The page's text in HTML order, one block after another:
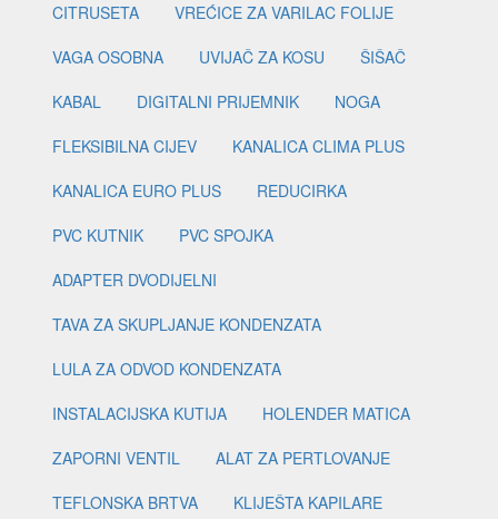
CITRUSETA
VREĆICE ZA VARILAC FOLIJE
VAGA OSOBNA
UVIJAČ ZA KOSU
ŠIŠAČ
KABAL
DIGITALNI PRIJEMNIK
NOGA
FLEKSIBILNA CIJEV
KANALICA CLIMA PLUS
KANALICA EURO PLUS
REDUCIRKA
PVC KUTNIK
PVC SPOJKA
ADAPTER DVODIJELNI
TAVA ZA SKUPLJANJE KONDENZATA
LULA ZA ODVOD KONDENZATA
INSTALACIJSKA KUTIJA
HOLENDER MATICA
ZAPORNI VENTIL
ALAT ZA PERTLOVANJE
TEFLONSKA BRTVA
KLIJEŠTA KAPILARE